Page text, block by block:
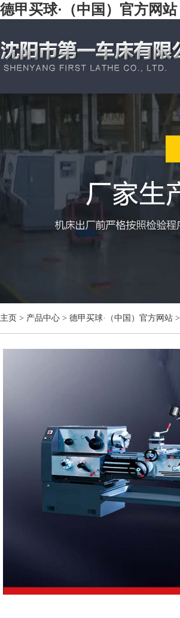
德甲买球·（中国）官方网站
主页 > 产品中心 > 德甲买球·（中国）官方网站 >